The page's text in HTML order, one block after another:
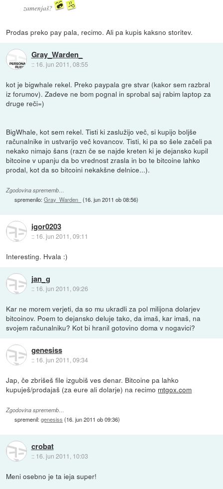
zamenjaš?
Prodas preko pay pala, recimo. Ali pa kupis kaksno storitev.
Gray_Warden_
:: 16. jun 2011, 08:55
kot je bigwhale rekel. Preko paypala gre stvar (kakor sem razbral
iz forumov). Zadeve ne bom pognal in sprobal saj rabim laptop za
druge reči=)
BigWhale, kot sem rekel. Tisti ki zaslužijo več, si kupijo boljše
računalnike in ustvarijo več kovancov. Tisti, ki pa so šele začeli pa
nekako nimajo šans (razn če se najde kreten ki je dejansko kupil
bitcoine v upanju da bo vrednost zrasla in bo te bitcoine lahko
prodal, kot da so bitcoini nekakšne delnice...).
Zgodovina sprememb…
spremenilo:Gray_Warden_ (16. jun 2011 ob 08:56)
igor0203
:: 16. jun 2011, 09:11
Interesting. Hvala :)
jan_g
:: 16. jun 2011, 09:26
Kar ne morem verjeti, da so mu ukradli za pol milijona dolarjev
bitcoinov. Poem to dejansko deluje tako, da imaš, kar imaš, na
svojem računalniku? Kot bi hranil gotovino doma v nogavici?
genesiss
:: 16. jun 2011, 09:34
Jap, če zbrišeš file izgubiš ves denar. Bitcoine pa lahko
kupuješ/prodajaš (za eure ali dolarje) na recimo mtgox.com
Zgodovina sprememb…
spremenil:genesiss (16. jun 2011 ob 09:36)
crobat
:: 16. jun 2011, 10:03
Meni osebno je ta ieja super!